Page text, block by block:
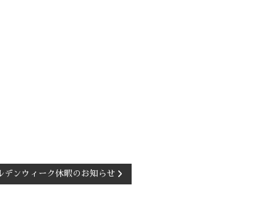
デンウィーク休暇のお知らせ